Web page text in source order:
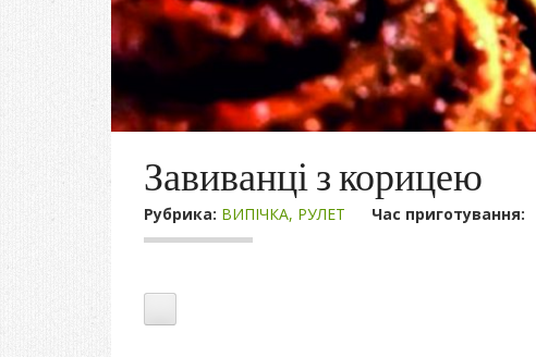
Завиванці з корицею
Рубрика: ВИПІЧКА, РУЛЕТ Час приготування: